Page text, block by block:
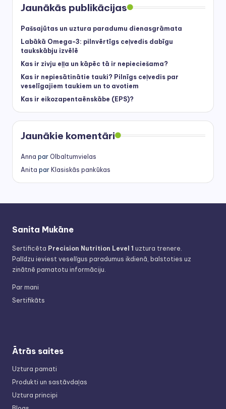
Jaunākās publikācijas
Pašsajūtas un uztura paradumu dienasgrāmata
Labākā Omega-3: pilnvērtīgs ceļvedis dabīgu
taukskābju izvēlē
Kas ir zivju eļļa un kāpēc tā ir nepieciešama?
Kas ir nepiesātinātie tauki? Pilnīgs ceļvedis par
veselīgajiem taukiem un to avotiem
Kas ir eikozapentaēnskābe (EPS)?
Jaunākie komentāri
Anna par Olbaltumvielas
Anita par Klasiskās pankūkas
Sanita Mukāne
Sertificēta Precision Nutrition Level 1 uztura trenere.
Palīdzu ieviest veselīgus paradumus ikdienā, balstoties uz
zinātnē pamatotu informāciju.
Par mani
Sertifikāts
Ātrās saites
Uztura pamati
Produkti un sastāvdaļas
Uztura principi